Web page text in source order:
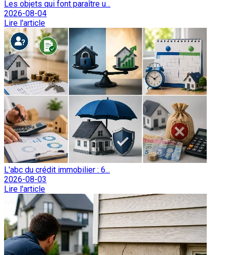
Les objets qui font paraître u...
2026-08-04
Lire l'article
L'abc du crédit immobilier : 6...
2026-08-03
Lire l'article